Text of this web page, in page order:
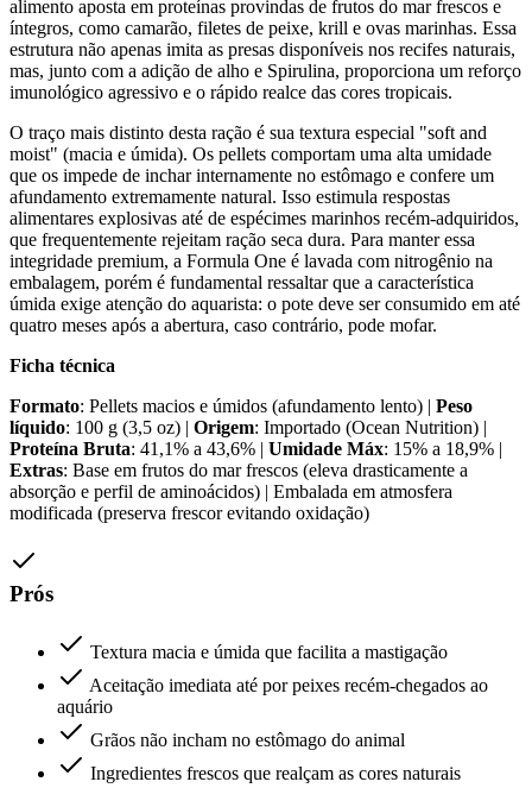
alimento aposta em proteínas provindas de frutos do mar frescos e
íntegros, como camarão, filetes de peixe, krill e ovas marinhas. Essa
estrutura não apenas imita as presas disponíveis nos recifes naturais,
mas, junto com a adição de alho e Spirulina, proporciona um reforço
imunológico agressivo e o rápido realce das cores tropicais.
O traço mais distinto desta ração é sua textura especial "soft and
moist" (macia e úmida). Os pellets comportam uma alta umidade
que os impede de inchar internamente no estômago e confere um
afundamento extremamente natural. Isso estimula respostas
alimentares explosivas até de espécimes marinhos recém-adquiridos,
que frequentemente rejeitam ração seca dura. Para manter essa
integridade premium, a Formula One é lavada com nitrogênio na
embalagem, porém é fundamental ressaltar que a característica
úmida exige atenção do aquarista: o pote deve ser consumido em até
quatro meses após a abertura, caso contrário, pode mofar.
Ficha técnica
Formato: Pellets macios e úmidos (afundamento lento) | Peso
líquido: 100 g (3,5 oz) | Origem: Importado (Ocean Nutrition) |
Proteína Bruta: 41,1% a 43,6% | Umidade Máx: 15% a 18,9% |
Extras: Base em frutos do mar frescos (eleva drasticamente a
absorção e perfil de aminoácidos) | Embalada em atmosfera
modificada (preserva frescor evitando oxidação)
Prós
Textura macia e úmida que facilita a mastigação
Aceitação imediata até por peixes recém-chegados ao
aquário
Grãos não incham no estômago do animal
Ingredientes frescos que realçam as cores naturais